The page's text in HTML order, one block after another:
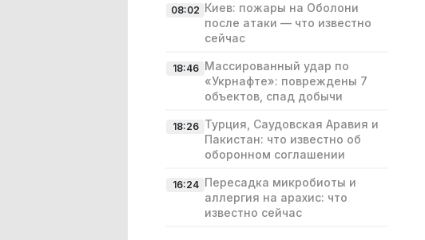
08:02 Киев: пожары на Оболони
после атаки — что известно
сейчас
18:46 Массированный удар по
«Укрнафте»: повреждены 7
объектов, спад добычи
18:26 Турция, Саудовская Аравия и
Пакистан: что известно об
оборонном соглашении
16:24 Пересадка микробиоты и
аллергия на арахис: что
известно сейчас